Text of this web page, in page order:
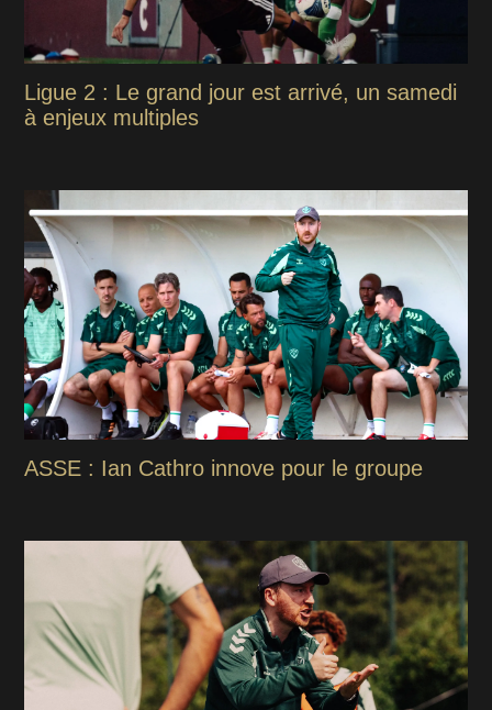
Ligue 2 : Le grand jour est arrivé, un samedi
à enjeux multiples
ASSE : Ian Cathro innove pour le groupe